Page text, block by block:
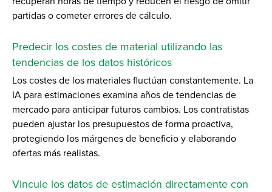
partidas o cometer errores de cálculo.
Predecir los costes de material utilizando las
tendencias de los datos históricos
Los costes de los materiales fluctúan constantemente. La
IA para estimaciones examina años de tendencias de
mercado para anticipar futuros cambios. Los contratistas
pueden ajustar los presupuestos de forma proactiva,
protegiendo los márgenes de beneficio y elaborando
ofertas más realistas.
Vincule los datos de estimación directamente con